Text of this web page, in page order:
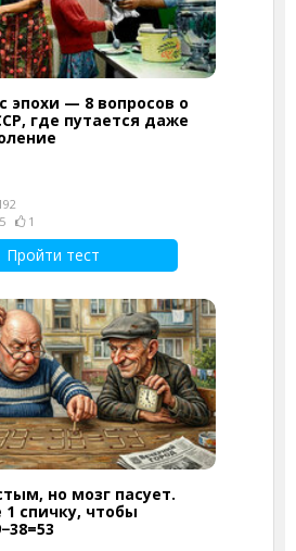
эпохи — 8 вопросов о
где путается даже
1
Пройти тест
но мозг пасует.
спичку, чтобы